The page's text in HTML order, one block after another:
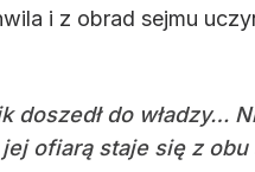
i z obrad sejmu
do władzy…
ofiarą staje się z